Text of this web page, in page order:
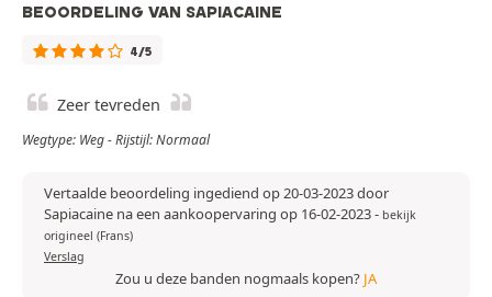
BEOORDELING VAN SAPIACAINE
4/5
Zeer tevreden
Wegtype: Weg - Rijstijl: Normaal
Vertaalde beoordeling ingediend op 20-03-2023 door
Sapiacaine na een aankoopervaring op 16-02-2023- bekijk
origineel (Frans)
Verslag
Zou u deze banden nogmaals kopen? JA